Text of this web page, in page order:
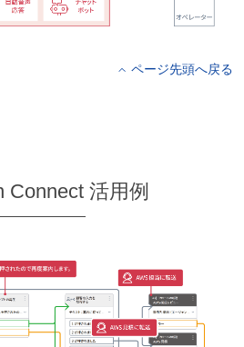
ページ先頭へ戻る
Connect 活用例